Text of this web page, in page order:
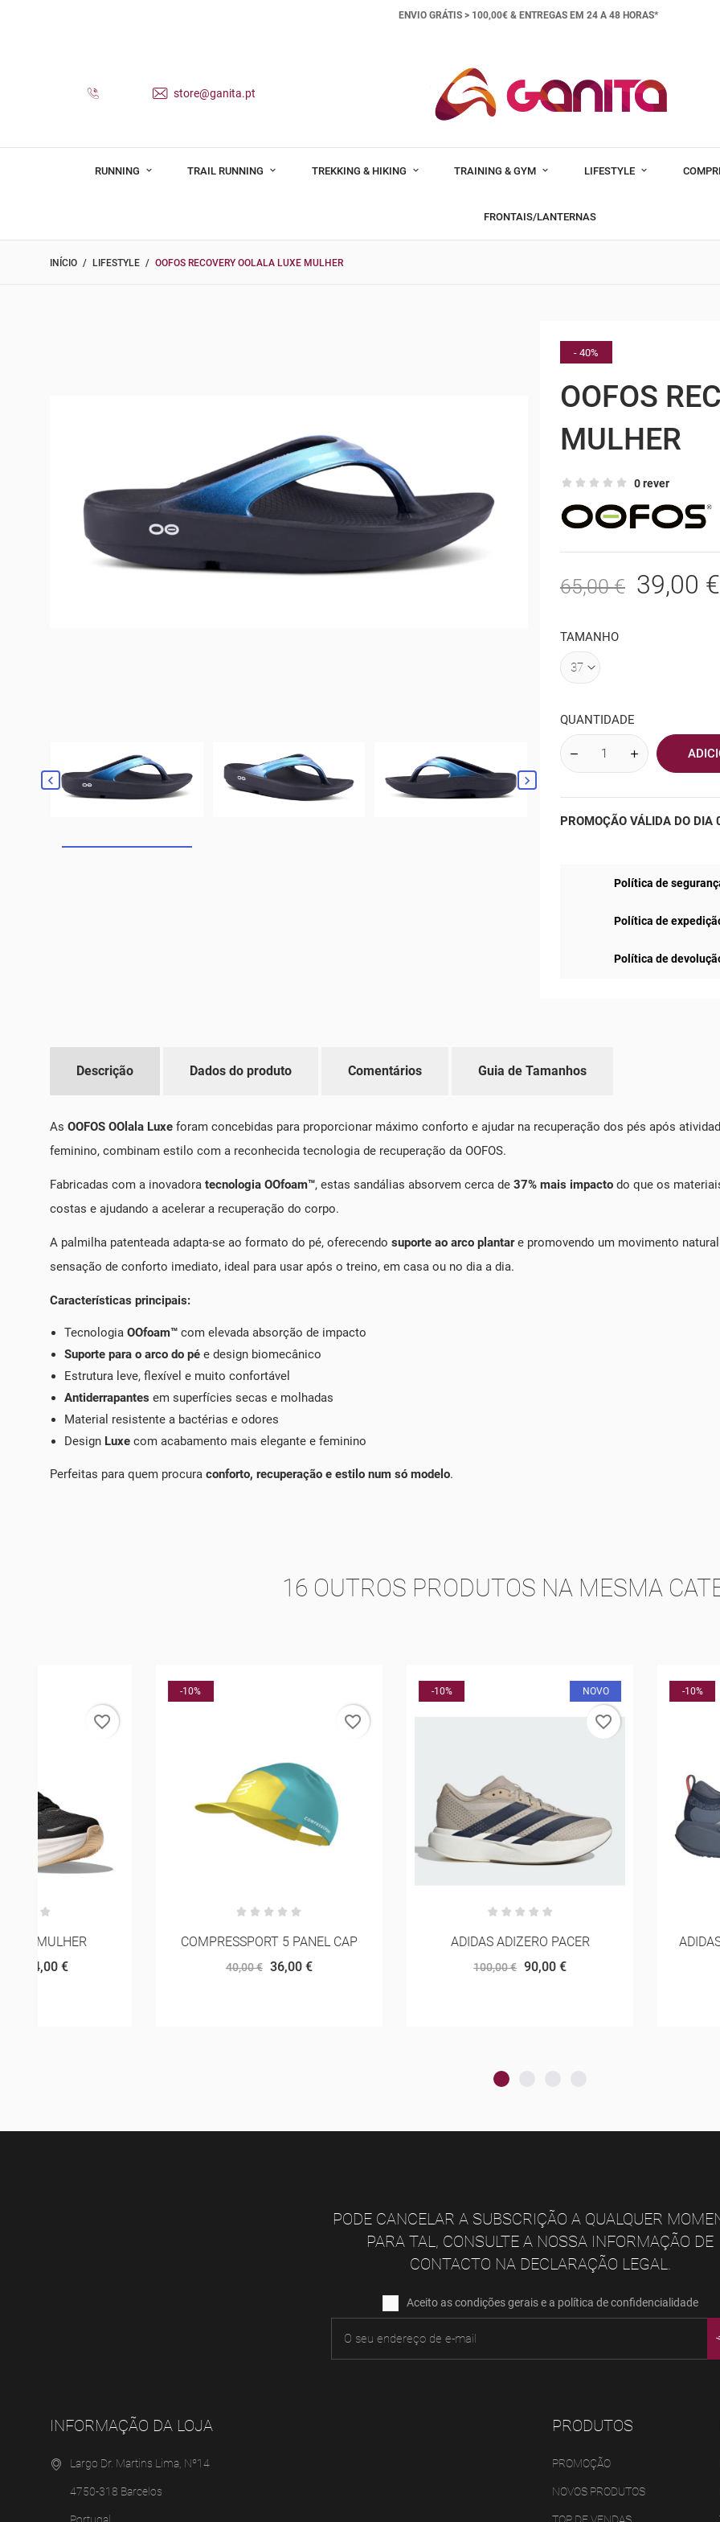
ENVIO GRÁTIS > 100,00€ & ENTREGAS EM 24 A 48 HORAS*
store@ganita.pt
RUNNING TRAIL RUNNING TREKKING & HIKING TRAINING & GYM LIFESTYLE
FRONTAIS/LANTERNAS
INÍCIO LIFESTYLE OOFOS RECOVERY OOLALA LUXE MULHER
 
- 40%
OOFOS
MULHER
0 rever
65,00 € 39,00 €
TAMANHO
QUANTIDADE
PROMOÇÃO VÁLIDA DO
Política de
Política de
Política de
Descrição Dados do produto Comentários Guia de Tamanhos
As OOFOS OOlala Luxe foram concebidas para proporcionar máximo conforto e ajudar na recuperação dos pés após
feminino, combinam estilo com a reconhecida tecnologia de recuperação da OOFOS.
Fabricadas com a inovadora tecnologia OOfoam™, estas sandálias absorvem cerca de 37% mais impacto do que os
costas e ajudando a acelerar a recuperação do corpo.
A palmilha patenteada adapta-se ao formato do pé, oferecendo suporte ao arco plantare promovendo um movimento
sensação de conforto imediato, ideal para usar após o treino, em casa ou no dia a dia.
Características principais:
Tecnologia OOfoam™ com elevada absorção de impacto
Suporte para o arco do pé e design biomecânico
Estrutura leve, flexível e muito confortável
Antiderrapantes em superfícies secas e molhadas
Material resistente a bactérias e odores
Design Luxe com acabamento mais elegante e feminino
Perfeitas para quem procura conforto, recuperação e estilo num só modelo.
16 OUTROS PRODUTOS NA MESMA
COMPRESSPORT 5 PANEL CAP ADIDAS ADIZERO PACER
-10%
ADIDAS SUPERNOVA
PODE CANCELAR A SUBSCRIÇÃO A QUALQUER
PARA TAL, CONSULTE A NOSSA INFORMAÇÃO DE
CONTACTO NA DECLARAÇÃO LEGAL.
Aceito as condições gerais e a política de confidencialidade
INFORMAÇÃO DA LOJA
Largo Dr. Martins Lima, Nº14
4750-318 Barcelos
PRODUTOS
PROMOÇÃO
NOVOS PRODUTOS